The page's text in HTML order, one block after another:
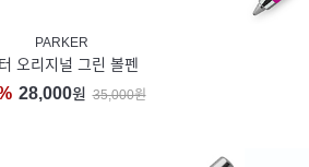
PARKER
오리지널 그린 볼펜
28,000원 35,000원